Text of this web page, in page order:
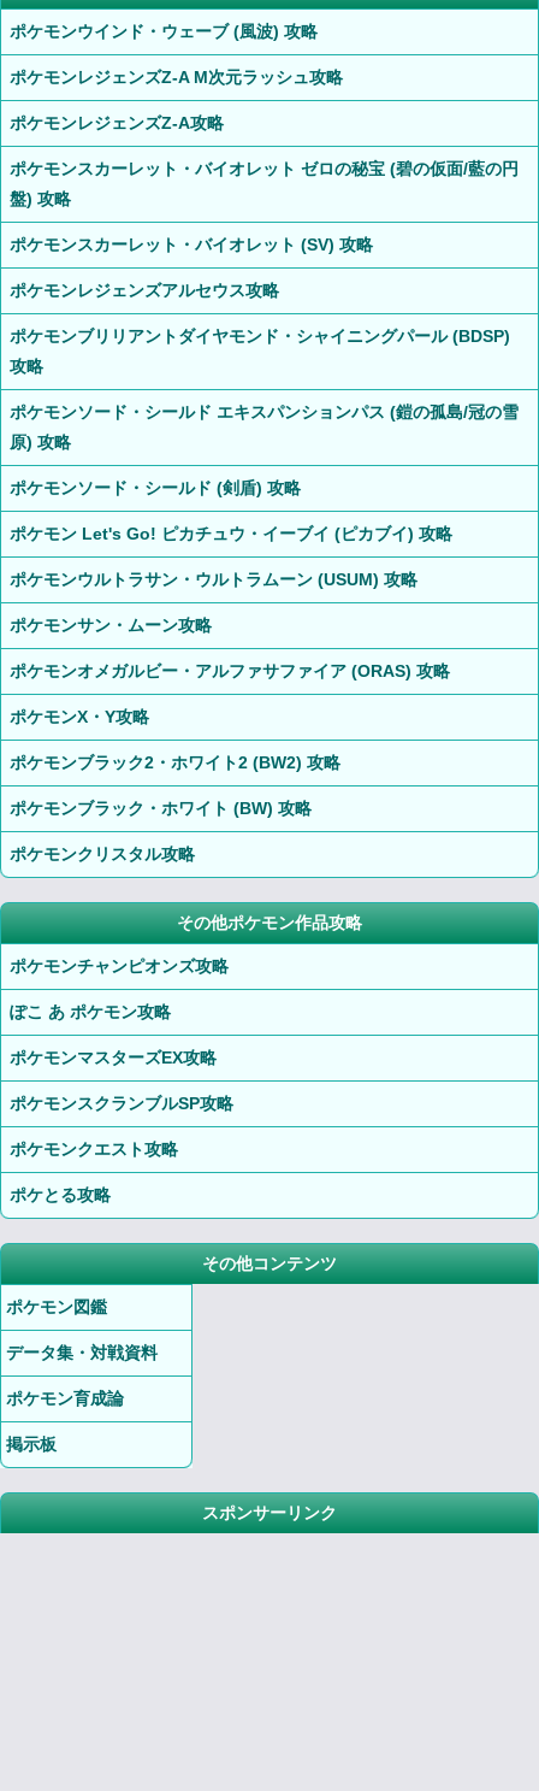
ポケモンウインド・ウェーブ (風波) 攻略
ポケモンレジェンズZ-A M次元ラッシュ攻略
ポケモンレジェンズZ-A攻略
ポケモンスカーレット・バイオレット ゼロの秘宝 (碧の仮面/藍の円
盤) 攻略
ポケモンスカーレット・バイオレット (SV) 攻略
ポケモンレジェンズアルセウス攻略
ポケモンブリリアントダイヤモンド・シャイニングパール (BDSP)
攻略
ポケモンソード・シールド エキスパンションパス (鎧の孤島/冠の雪
原) 攻略
ポケモンソード・シールド (剣盾) 攻略
ポケモン Let's Go! ピカチュウ・イーブイ (ピカブイ) 攻略
ポケモンウルトラサン・ウルトラムーン (USUM) 攻略
ポケモンサン・ムーン攻略
ポケモンオメガルビー・アルファサファイア (ORAS) 攻略
ポケモンX・Y攻略
ポケモンブラック2・ホワイト2 (BW2) 攻略
ポケモンブラック・ホワイト (BW) 攻略
ポケモンクリスタル攻略
その他ポケモン作品攻略
ポケモンチャンピオンズ攻略
ぽこ あ ポケモン攻略
ポケモンマスターズEX攻略
ポケモンスクランブルSP攻略
ポケモンクエスト攻略
ポケとる攻略
その他コンテンツ
ポケモン図鑑
データ集・対戦資料
ポケモン育成論
掲示板
スポンサーリンク